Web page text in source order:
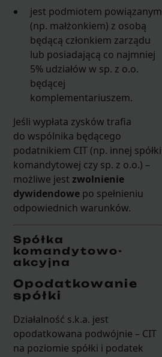
jest podmiotem powiązanym
(np. małżonkiem) z osobą
będącą członkiem zarządu
lub posiadającą co najmniej
5% udziałów w sp. z o.o.
będącej
komplementariuszem.
Jeśli wypłata zysków trafia
do wspólnika będącego
podatnikiem CIT (np. innej spółki
komandytowej czy sp. z o.o.) –
możliwe jest zwolnienie
dywidendowepo spełnieniu
odpowiednich warunków.
Spółka
komandytowo-
akcyjna
Opodatkowanie
spółki
Działalność s.k.a. jest
opodatkowana podwójnie – CIT
na poziomie spółki i podatek